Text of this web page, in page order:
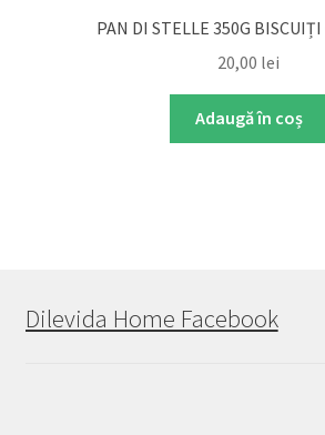
PAN DI STELLE 350G BISCUIȚI
20,00 lei
Adaugă în coș
Dilevida Home Facebook